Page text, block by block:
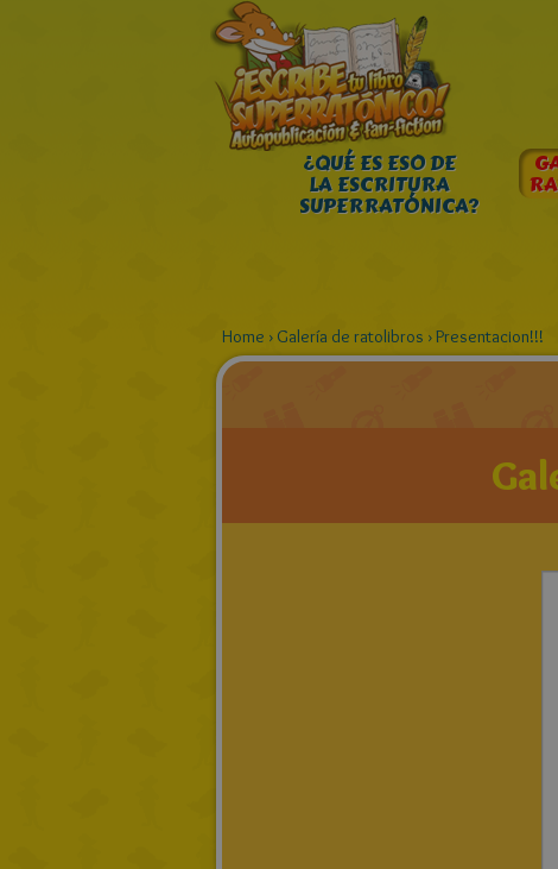
¿QUÉ ES ESO DE
LA ESCRITURA
SUPERRATÓNICA?
Home › Galería de ratolibros ›Presentacion!!!